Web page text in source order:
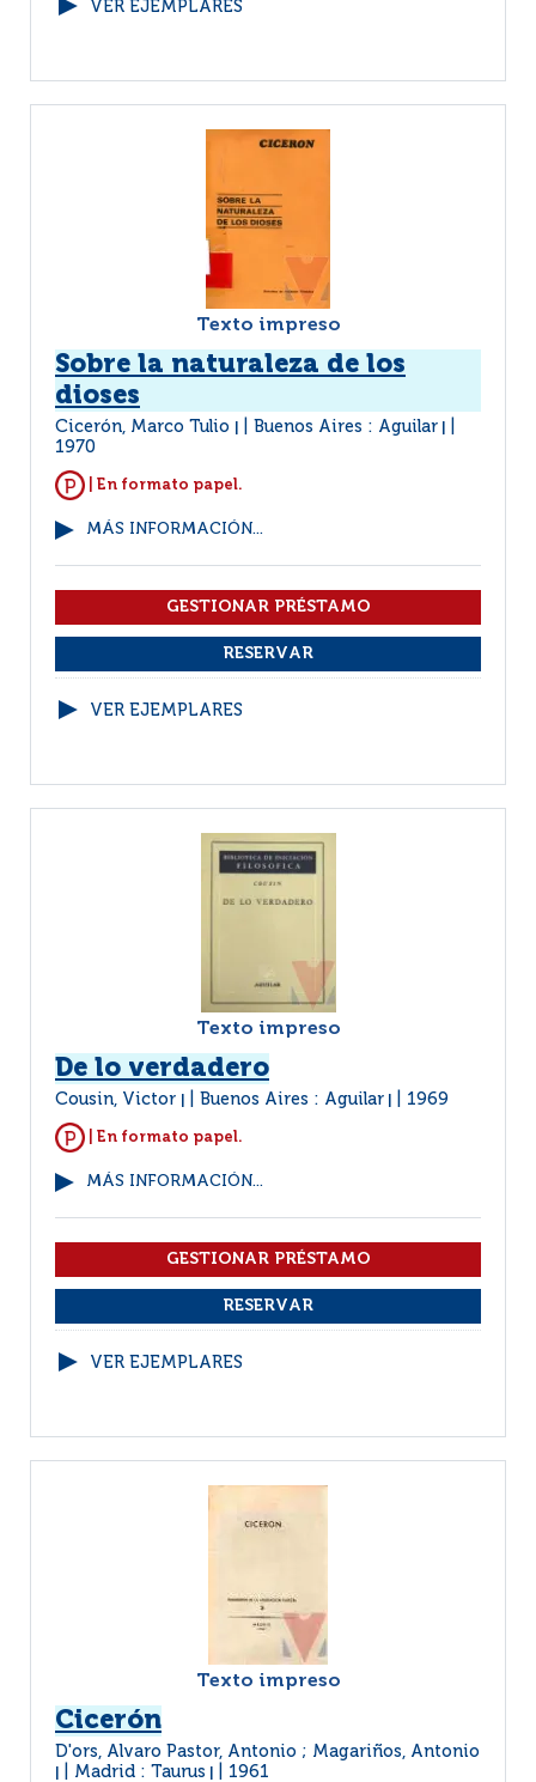
VER EJEMPLARES
Texto impreso
Sobre la naturaleza de los
dioses
Cicerón, Marco Tulio Buenos Aires : Aguilar
1970
| En formato papel.
MÁS INFORMACIÓN...
VER EJEMPLARES
Texto impreso
De lo verdadero
Cousin, Victor Buenos Aires : Aguilar 1969
| En formato papel.
MÁS INFORMACIÓN...
VER EJEMPLARES
Texto impreso
Cicerón
D'ors, Alvaro Pastor, Antonio ; Magariños, Antonio
Madrid : Taurus 1961